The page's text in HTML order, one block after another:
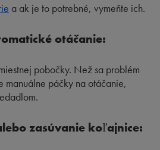
a ak je to potrebné, vymeňte ich.
otáčanie:
pobočky. Než sa problém
manuálne páčky na otáčanie,
zasúvanie koľajnice: